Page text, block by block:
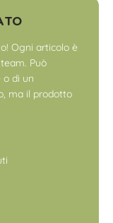
Ogni articolo è
Può
di un
ma il prodotto